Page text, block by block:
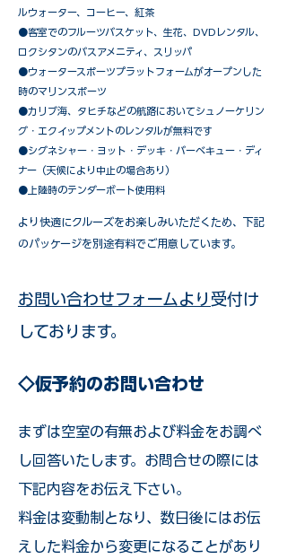
ルウォーター、コーヒー、紅茶
●客室でのフルーツバスケット、生花、DVDレンタル、
ロクシタンのバスアメニティ、スリッパ
●ウォータースポーツプラットフォームがオープンした
時のマリンスポーツ
●カリブ海、タヒチなどの航路においてシュノーケリン
グ・エクイップメントのレンタルが無料です
​●シグネシャー・ヨット・デッキ・バーベキュー・ディ
ナー（天候により中止の場合あり）
●上陸時のテンダーボート使用料
​より快適にクルーズをお楽しみいただくため、下記
のパッケージを別途有料でご用意しています。​
お問い合わせフォームより 受付け
しております。
◇仮予約のお問い合わせ
まずは空室の有無および料金をお調べ
し回答いたします。お問合せの際には
下記内容をお伝え下さい。
料金は変動制となり、数日後にはお伝
えした料金から変更になることがあり